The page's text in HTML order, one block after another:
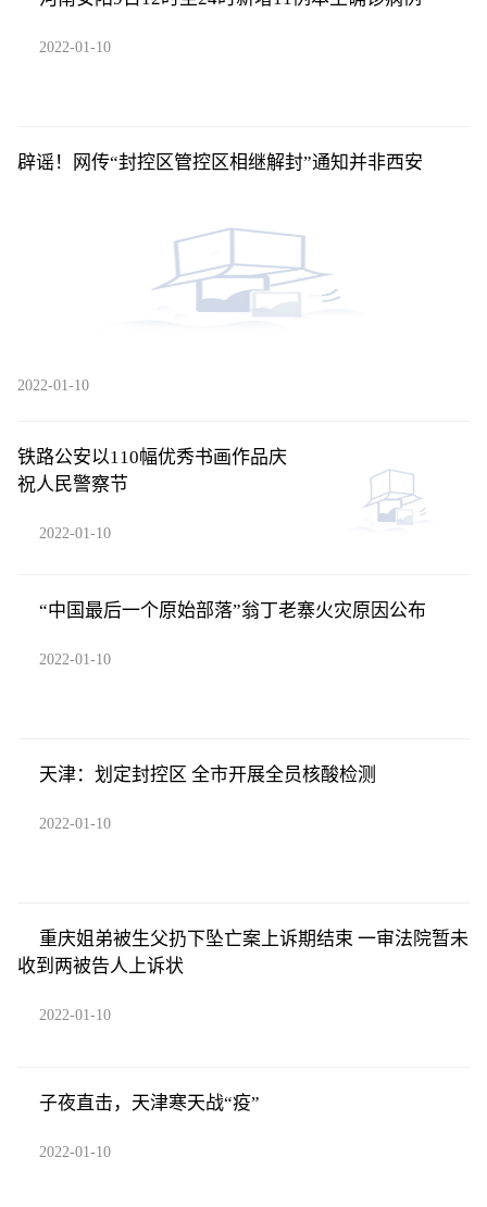
2022-01-10
辟谣！网传“封控区管控区相继解封”通知并非西安
2022-01-10
铁路公安以110幅优秀书画作品庆
祝人民警察节
2022-01-10
“中国最后一个原始部落”翁丁老寨火灾原因公布
2022-01-10
天津：划定封控区 全市开展全员核酸检测
2022-01-10
重庆姐弟被生父扔下坠亡案上诉期结束 一审法院暂未
收到两被告人上诉状
2022-01-10
子夜直击，天津寒天战“疫”
2022-01-10